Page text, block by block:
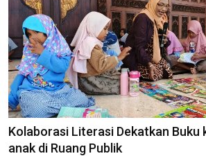
Kolaborasi Literasi Dekatkan Buku
anak di Ruang Publik